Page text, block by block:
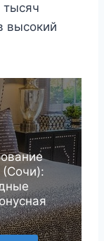
тысяч
высокий
(Сочи):